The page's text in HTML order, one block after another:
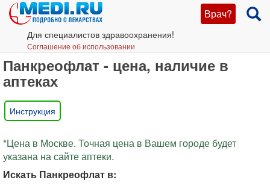
Врач?
Для специалистов здравоохранения!
Соглашение об использовании
Панкреофлат - цена, наличие в
аптеках
Инструкция
*Цена в Москве. Точная цена в Вашем городе будет
указана на сайте аптеки.
Искать Панкреофлат в: